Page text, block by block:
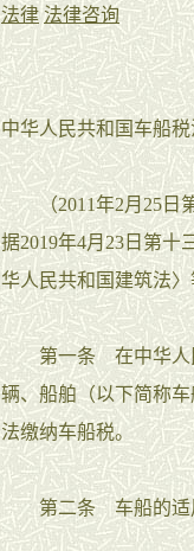
法律 法律咨询
中华人民共和国车船税
（2011年2月25日第
据2019年4月23日第十
华人民共和国建筑法
第一条 在中华人民
辆、船舶（以下简称
法缴纳车船税。
第二条 车船的适用